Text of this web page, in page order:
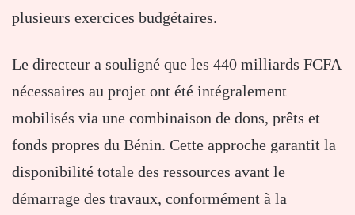
plusieurs exercices budgétaires.
Le directeur a souligné que les 440 milliards FCFA
nécessaires au projet ont été intégralement
mobilisés via une combinaison de dons, prêts et
fonds propres du Bénin. Cette approche garantit la
disponibilité totale des ressources avant le
démarrage des travaux, conformément à la